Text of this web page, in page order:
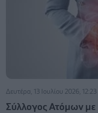
Δευτέρα, 13 Ιουλίου 2026, 12:23
Σύλλογος Ατόμων